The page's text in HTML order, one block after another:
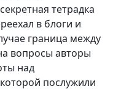
тетрадка
в блоги и
граница между
вопросы авторы
над
послужили